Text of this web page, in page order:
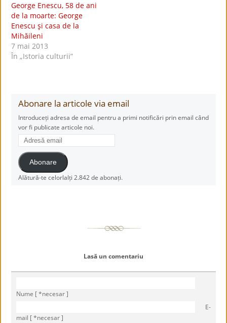
George Enescu, 58 de ani
de la moarte: George
Enescu şi casa de la
Mihăileni
7 mai 2013
În „Istoria culturii”
Abonare la articole via email
Introduceți adresa de email pentru a primi notificări prin email când
vor fi publicate articole noi.
Adresă
email
Abonare
Alătură-te celorlalți 2.842 de abonați.
Lasă un comentariu
Nume [ *necesar ]
E-
mail [ *necesar ]